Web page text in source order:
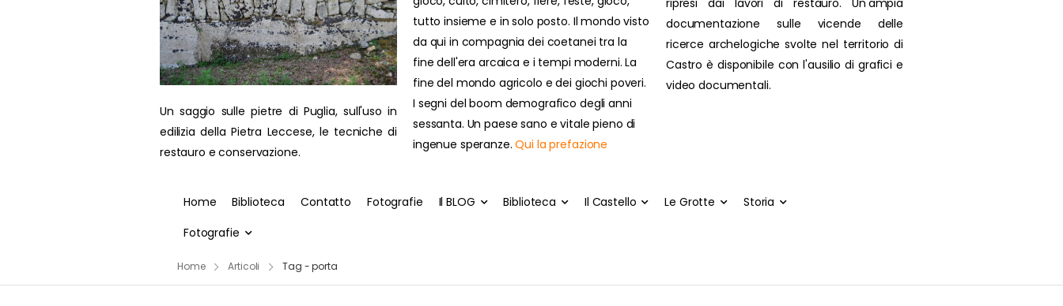
Un saggio sulle pietre di Puglia, sull'uso in
edilizia della Pietra Leccese, le tecniche di
restauro e conservazione.
tutto insieme e in solo posto. Il mondo visto
da qui in compagnia dei coetanei tra la
fine dell'era arcaica e i tempi moderni. La
fine del mondo agricolo e dei giochi poveri.
I segni del boom demografico degli anni
sessanta. Un paese sano e vitale pieno di
ingenue speranze.Qui la prefazione
ripresi dai lavori di restauro. Un'ampia
documentazione sulle vicende delle
ricerce archelogiche svolte nel territorio di
Castro è disponibile con l'ausilio di grafici e
video documentali.
Home Biblioteca Contatto Fotografie Il BLOG Biblioteca Il Castello Le Grotte
Storia
Fotografie
Home Articoli Tag - porta